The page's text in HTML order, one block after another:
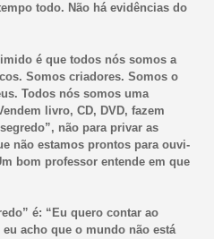
todo. Não há evidências do
é que todos nós somos a
Somos criadores. Somos o
Todos nós somos uma
livro, CD, DVD, fazem
não para privar as
não estamos prontos para ouvi-
bom professor entende em que
é: “Eu quero contar ao
acho que o mundo não está